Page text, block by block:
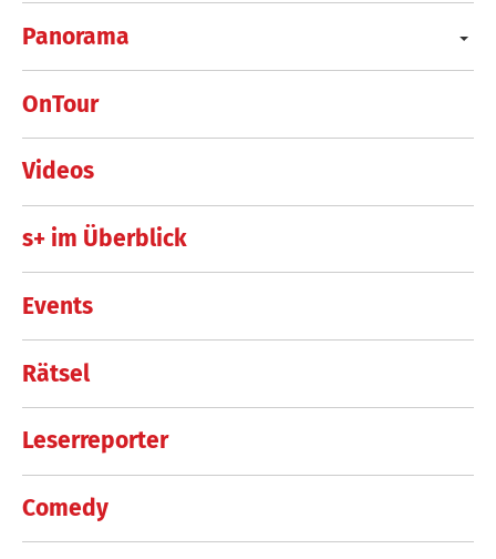
Panorama
OnTour
Videos
s+ im Überblick
Events
Rätsel
Leserreporter
Comedy